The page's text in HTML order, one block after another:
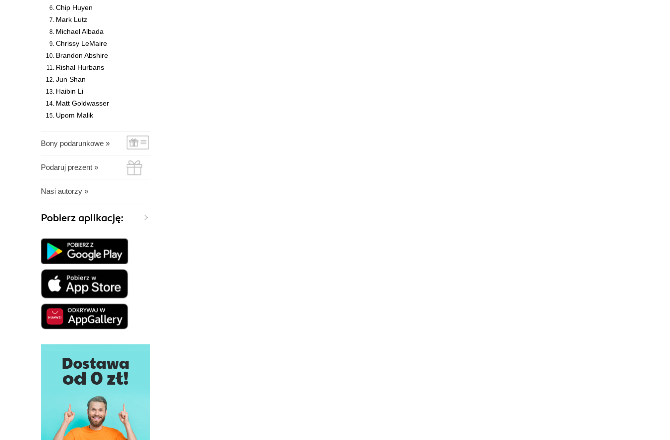
Chip Huyen
Mark Lutz
Michael Albada
Chrissy LeMaire
Brandon Abshire
Rishal Hurbans
Jun Shan
Haibin Li
Matt Goldwasser
Upom Malik
Bony podarunkowe »
Podaruj prezent »
Nasi autorzy »
Pobierz aplikację: